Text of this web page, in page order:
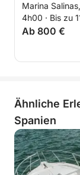
Torrevieja
Marina
4h00 · Bis zu
Ab 800 €
Ähnliche
Spanien